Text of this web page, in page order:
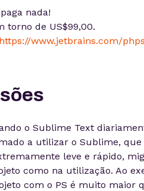
nada!
torno de US$99,00.
https://www.jetbrains.com/
o Sublime Text
a utilizar o Sublime,
leve e rápido,
como na utilização. Ao
com o PS é muito maior